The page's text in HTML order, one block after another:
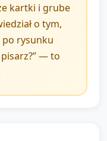
swoją
(„Jestem
pomocy:
rączkę, pokazuje
skomplikowane
kartki i grube
o tym,
po rysunku
pisarz?” — to